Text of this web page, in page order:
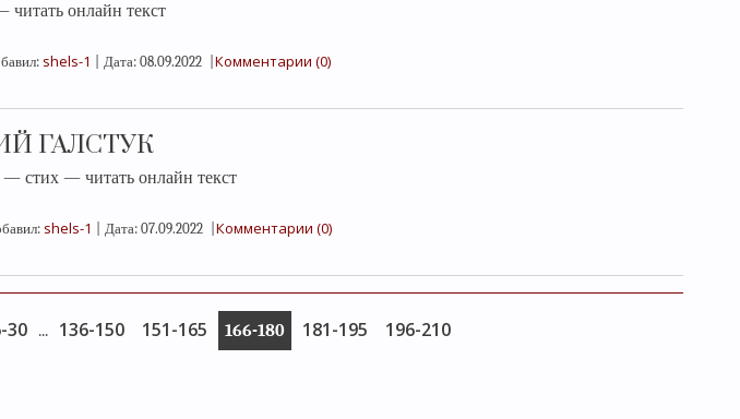
онлайн текст
shels-1 Дата: 08.09.2022 Комментарии (0)
ГАЛСТУК
— читать онлайн текст
shels-1 Дата: 07.09.2022 Комментарии (0)
30 ... 136-150 151-165 166-180 181-195 196-210